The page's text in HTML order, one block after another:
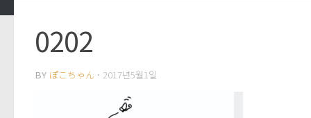
0202
BY ぽこちゃん · 2017년5월1일